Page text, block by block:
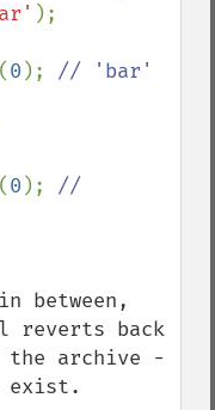
);
(0 ); // 'bar'
(0 ); //
between,
reverts back
archive -
exist.